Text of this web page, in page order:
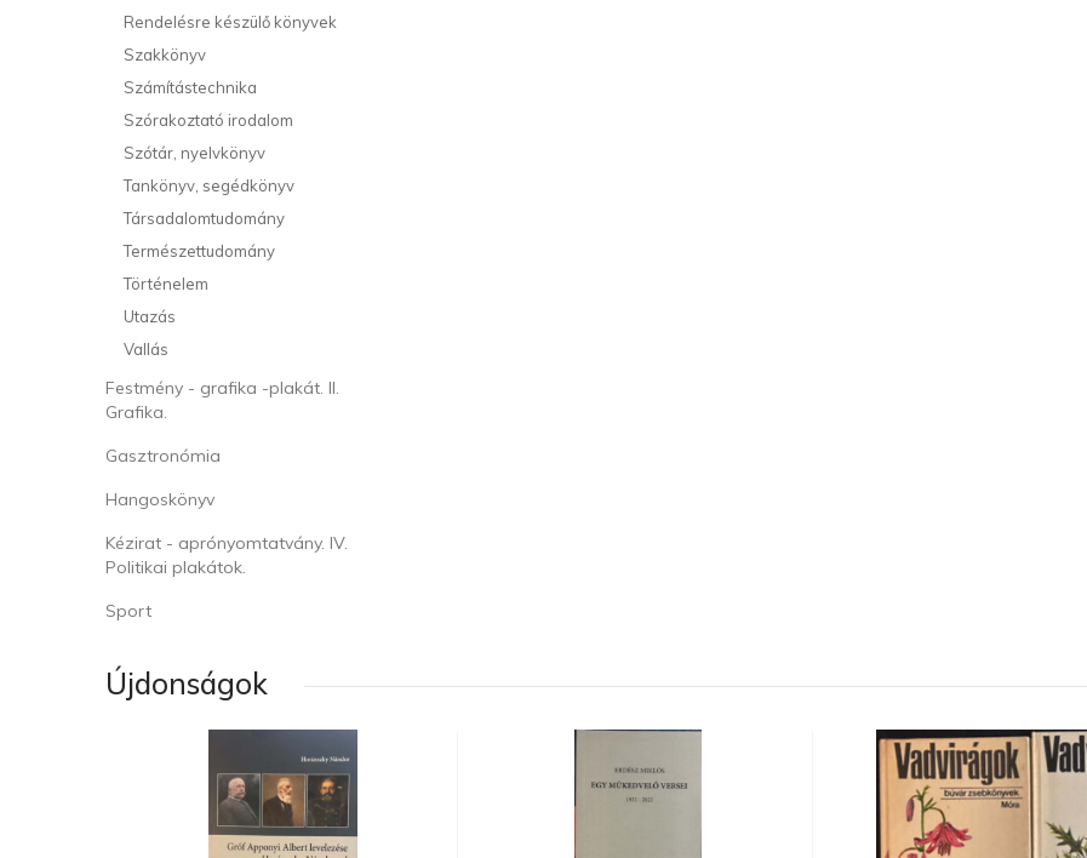
Rendelésre készülő könyvek
Szakkönyv
Számítástechnika
Szórakoztató irodalom
Szótár, nyelvkönyv
Tankönyv, segédkönyv
Társadalomtudomány
Természettudomány
Történelem
Utazás
Vallás
Festmény - grafika -plakát. II.
Grafika.
Gasztronómia
Hangoskönyv
Kézirat - aprónyomtatvány. IV.
Politikai plakátok.
Sport
Újdonságok